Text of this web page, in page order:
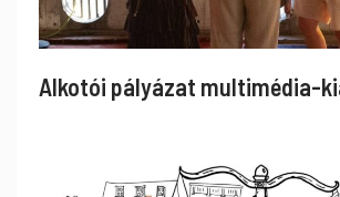
Alkotói pályázat multimédia-